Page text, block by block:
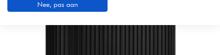
Nee, pas aan